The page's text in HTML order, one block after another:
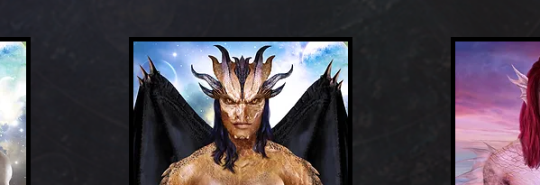
Add a Title Add a